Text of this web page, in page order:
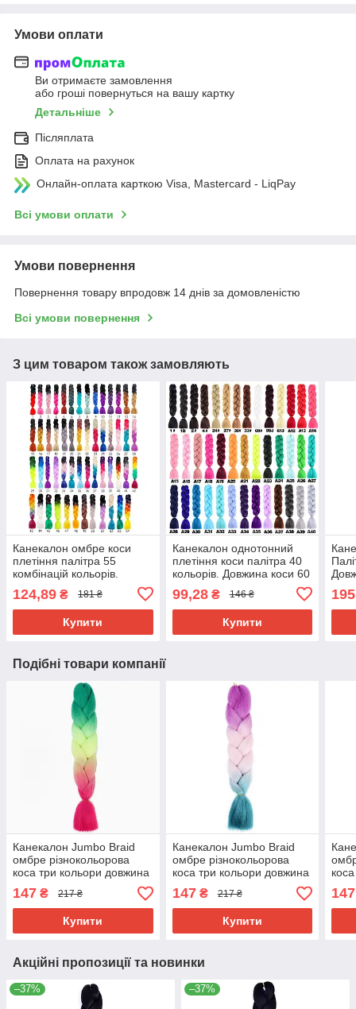
Умови оплати
Ви отримаєте замовлення
або гроші повернуться на вашу картку
Детальніше
Післяплата
Оплата на рахунок
Онлайн-оплата карткою Visa, Mastercard - LiqPay
Всі умови оплати
Умови повернення
Повернення товару впродовж 14 днів за домовленістю
Всі умови повернення
З цим товаром також замовляють
Канекалон омбре коси
плетіння палітра 55
комбінацій кольорів.
Термостійкий
124,89 ₴ 181 ₴
Купити
Канекалон однотонний
плетіння коси палітра 40
кольорів. Довжина коси 60
99,28₴ 146 ₴
Купити
195
Подібні товари компанії
Канекалон Jumbo Braid
омбре різнокольорова
коса три кольори довжина
60 см Вага 100 грам
Термостійкий C30
147 ₴ 217 ₴
Купити
Канекалон Jumbo Braid
омбре різнокольорова
коса три кольори довжина
60 см Вага 100 грам
Термостійкий C31
147₴ 217 ₴
Купити
60
147
Акційні пропозиції та новинки
–37% –37%